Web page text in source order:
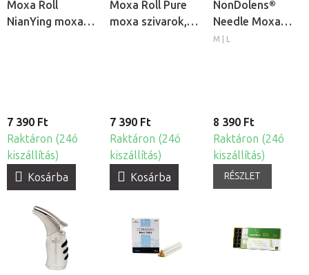
Moxa Roll
NianYing moxa
7 390 Ft
Raktáron (24ó
kiszállítás)
Kosárba
Moxa Roll Pure
moxa szivarok,
7 390 Ft
Raktáron (24ó
kiszállítás)
Kosárba
NonDolens®
Needle Moxa
rövid moxa
M | L
8 390 Ft
Raktáron (24ó
kiszállítás)
RÉSZLET